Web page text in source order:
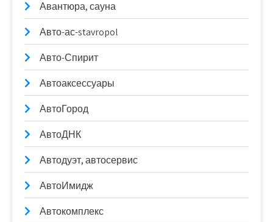
Авантюра, сауна
Авто-ас-stavropol
Авто-Спирит
Автоаксессуары
АвтоГород
АвтоДНК
Автодуэт, автосервис
АвтоИмидж
Автокомплекс